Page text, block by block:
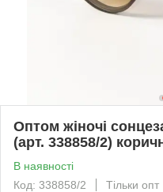
Оптом жіночі
(арт. 338858/2)
В наявності
Код: 338858/2
Тільки опт